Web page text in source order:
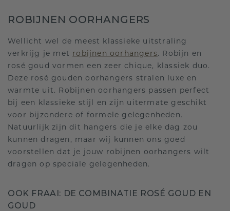
ROBIJNEN OORHANGERS
Wellicht wel de meest klassieke uitstraling
verkrijg je met robijnen oorhangers . Robijn en
rosé goud vormen een zeer chique, klassiek duo.
Deze rosé gouden oorhangers stralen luxe en
warmte uit. Robijnen oorhangers passen perfect
bij een klassieke stijl en zijn uitermate geschikt
voor bijzondere of formele gelegenheden.
Natuurlijk zijn dit hangers die je elke dag zou
kunnen dragen, maar wij kunnen ons goed
voorstellen dat je jouw robijnen oorhangers wilt
dragen op speciale gelegenheden.
OOK FRAAI: DE COMBINATIE ROSÉ GOUD EN
GOUD